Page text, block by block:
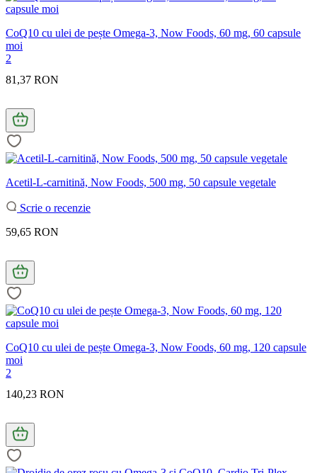
CoQ10 cu ulei de pește Omega-3, Now Foods, 60 mg, 60 capsule
moi
2
81,37 RON
Acetil-L-carnitină, Now Foods, 500 mg, 50 capsule vegetale
Scrie o recenzie
59,65 RON
CoQ10 cu ulei de pește Omega-3, Now Foods, 60 mg, 120 capsule
moi
2
140,23 RON